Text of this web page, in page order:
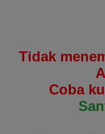
Tidak
Coba